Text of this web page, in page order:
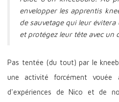
envelopper les apprentis
de sauvetage qui leur
et protégez leur tête avec un
Pas tentée (du tout) par le
une activité forcément
d'expériences de Nico et de